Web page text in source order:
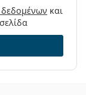
δεδομένων και